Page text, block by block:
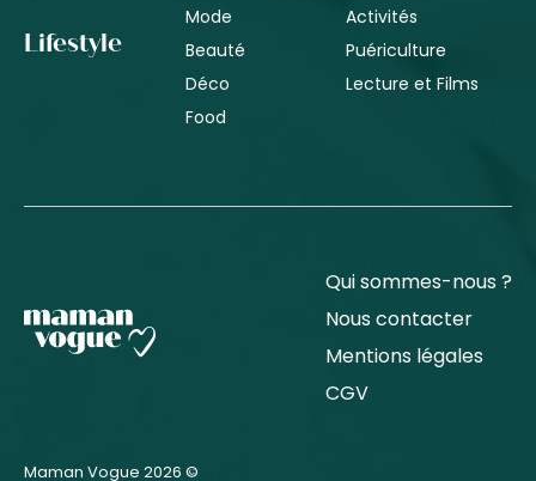
Lifestyle
Mode
Beauté
Déco
Food
Activités
Puériculture
Lecture et Films
Qui sommes-nous ?
Nous contacter
Mentions légales
CGV
Maman Vogue 2026 ©